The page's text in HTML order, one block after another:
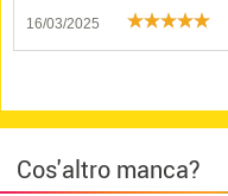
16/03/2025
Cos'altro manca?